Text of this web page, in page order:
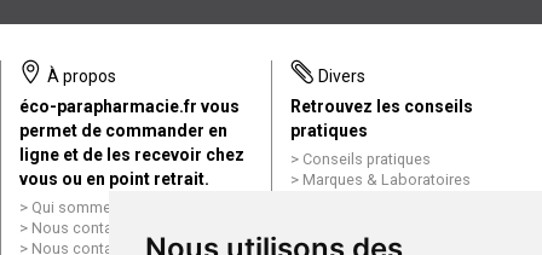
À propos
éco-parapharmacie.fr vous
permet de commander en
ligne et de les recevoir chez
vous ou en point retrait.
Qui sommes nous ?
Nous contacter par e-mail
Nous contacter par téléphone
Divers
Retrouvez les conseils
pratiques
Conseils pratiques
Marques & Laboratoires
Mentions légales